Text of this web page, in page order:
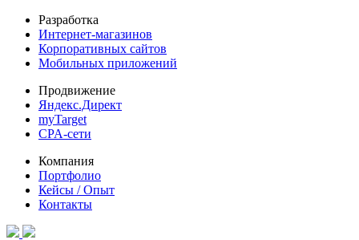
Разработка
Интернет-магазинов
Корпоративных сайтов
Мобильных приложений
Продвижение
Яндекс.Директ
myTarget
CPA-сети
Компания
Портфолио
Кейсы / Опыт
Контакты